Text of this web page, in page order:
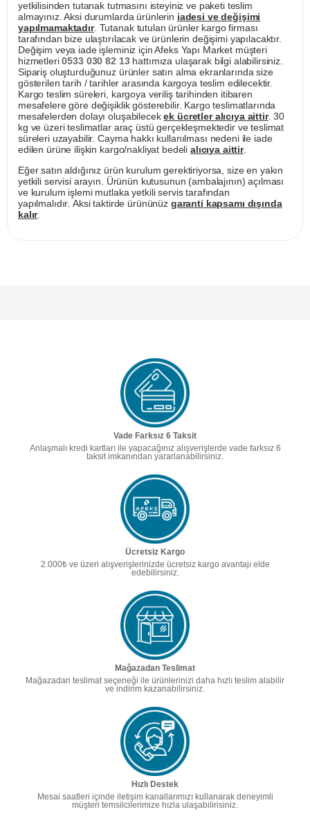
yetkilisinden tutanak tutmasını isteyiniz ve paketi teslim
almayınız. Aksi durumlarda ürünlerin iadesi ve değişimi
yapılmamaktadır. Tutanak tutulan ürünler kargo firması
tarafından bize ulaştırılacak ve ürünlerin değişimi yapılacaktır.
Değişim veya iade işleminiz için Afeks Yapı Market müşteri
hizmetleri0533 030 82 13hattımıza ulaşarak bilgi alabilirsiniz.
Sipariş oluşturduğunuz ürünler satın alma ekranlarında size
gösterilen tarih / tarihler arasında kargoya teslim edilecektir.
Kargo teslim süreleri, kargoya veriliş tarihinden itibaren
mesafelere göre değişiklik gösterebilir. Kargo teslimatlarında
mesafelerden dolayı oluşabilecekek ücretler alıcıya aittir. 30
kg ve üzeri teslimatlar araç üstü gerçekleşmektedir ve teslimat
süreleri uzayabilir. Cayma hakkı kullanılması nedeni ile iade
edilen ürüne ilişkin kargo/nakliyat bedeli alıcıya aittir.
Eğer satın aldığınız ürün kurulum gerektiriyorsa, size en yakın
yetkili servisi arayın. Ürünün kutusunun (ambalajının) açılması
ve kurulum işlemi mutlaka yetkili servis tarafından
yapılmalıdır. Aksi taktirde ürününüz garanti kapsamı dışında
kalır.
Vade Farksız 6 Taksit
Anlaşmalı kredi kartları ile yapacağınız alışverişlerde vade farksız 6
taksit imkanından yararlanabilirsiniz.
Ücretsiz Kargo
2.000₺ ve üzeri alışverişlerinizde ücretsiz kargo avantajı elde
edebilirsiniz.
Mağazadan Teslimat
Mağazadan teslimat seçeneği ile ürünlerinizi daha hızlı teslim alabilir
ve indirim kazanabilirsiniz.
Hızlı Destek
Mesai saatleri içinde iletişim kanallarımızı kullanarak deneyimli
müşteri temsilcilerimize hızla ulaşabilirisiniz.